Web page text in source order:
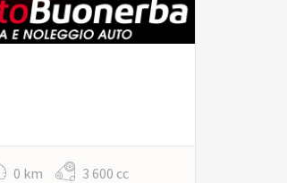
0 km 3 600 cc